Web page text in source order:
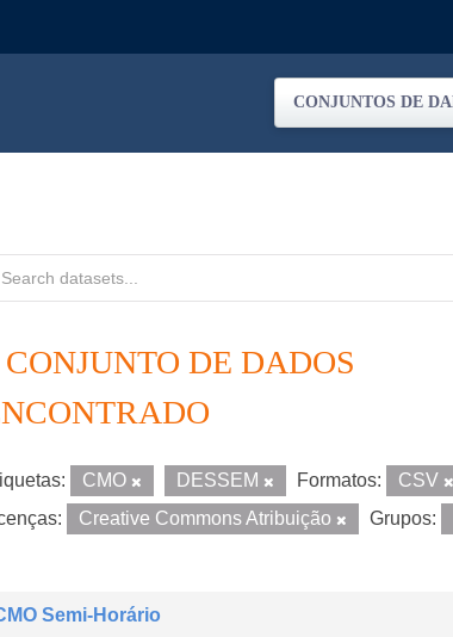
CONJUNTOS DE
CONJUNTO DE DADOS
CMO DESSEM Formatos: CSV
Creative Commons Atribuição Grupos:
Semi-Horário